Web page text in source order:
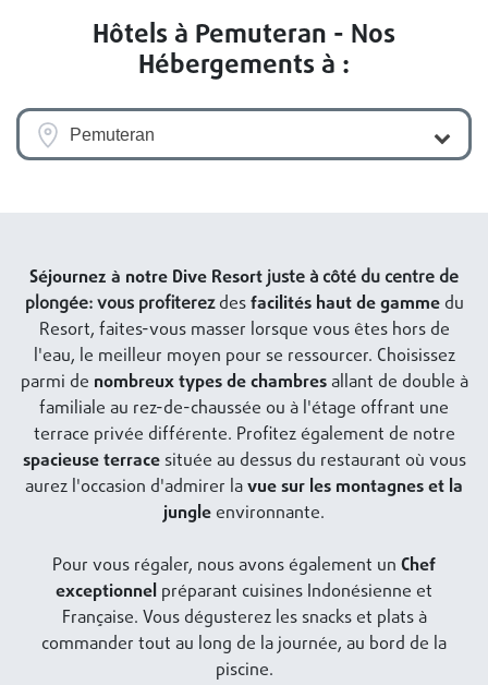
Hôtels à Pemuteran - Nos
Hébergements à :
Pemuteran
Séjournez à notre Dive Resortjuste à côté du centre de
plongée: vous profiterezdesfacilités haut de gammedu
Resort, faites-vous masser lorsque vous êtes hors de
l'eau, le meilleur moyen pour se ressourcer. Choisissez
parmi de nombreux types de chambresallant de double à
familiale au rez-de-chaussée ou à l'étage offrant une
terrace privée différente. Profitez également de notre
spacieuse terracesituée au dessus du restaurant où vous
aurez l'occasion d'admirer lavue sur les montagnes et la
jungle environnante.
Pour vous régaler, nous avons également un Chef
exceptionnel préparant cuisines Indonésienne et
Française. Vous dégusterez les snacks et plats à
commander tout au long de la journée, au bord de la
piscine.